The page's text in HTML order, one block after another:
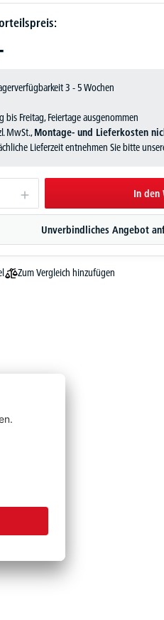
3 - 5 Wochen
bis Freitag, Feiertage ausgenommen
MwSt.,Montage- und Lieferkosten
Lieferzeit entnehmen Sie bitte
In den
Unverbindliches Angebot
Zum Vergleich hinzufügen